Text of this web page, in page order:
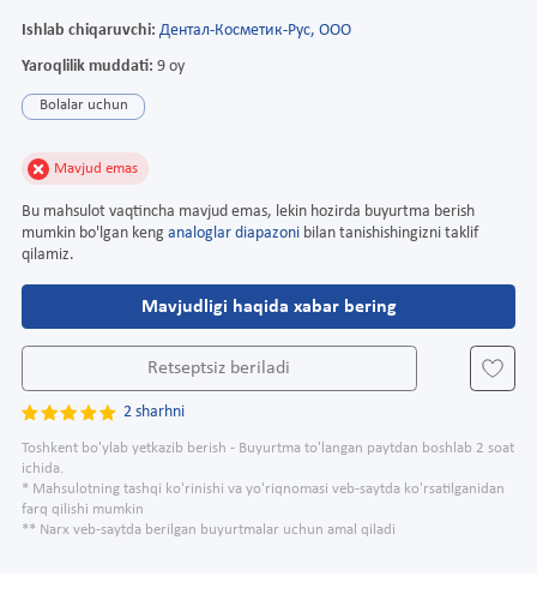
Ishlab chiqaruvchi: Дентал-Косметик-Рус, ООО
Yaroqlilik muddati: 9 oy
Bolalar uchun
Mavjud emas
Bu mahsulot vaqtincha mavjud emas, lekin hozirda buyurtma berish
mumkin bo'lgan keng analoglar diapazoni bilan tanishishingizni taklif
qilamiz.
Mavjudligi haqida xabar bering
Retseptsiz beriladi
2 sharhni
Toshkent bo'ylab yetkazib berish - Buyurtma to'langan paytdan boshlab 2 soat
ichida.
* Mahsulotning tashqi ko'rinishi va yo'riqnomasi veb-saytda ko'rsatilganidan
farq qilishi mumkin
** Narx veb-saytda berilgan buyurtmalar uchun amal qiladi